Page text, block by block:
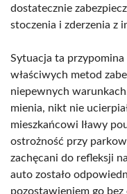
dostatecznie
stoczenia i zderzenia z
Sytuacja ta
właściwych metod
niepewnych
mienia, nikt nie
mieszkańcowi Iławy
ostrożność przy
zachęcani do refleksji
auto zostało
pozostawieniem go bez